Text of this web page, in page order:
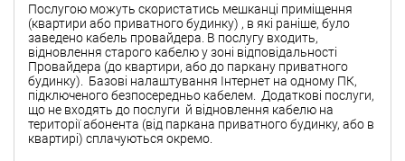
Послугою можуть скористатись мешканці приміщення
(квартири або приватного будинку) , в які раніше, було
заведено кабель провайдера. В послугу входить,
відновлення старого кабелю у зоні відповідальності
Провайдера (до квартири, або до паркану приватного
будинку). Базові налаштування Інтернет на одному ПК,
підключеного безпосередньо кабелем. Додаткові послуги,
що не входять до послуги й відновлення кабелю на
території абонента (від паркана приватного будинку, або в
квартирі) сплачуються окремо.